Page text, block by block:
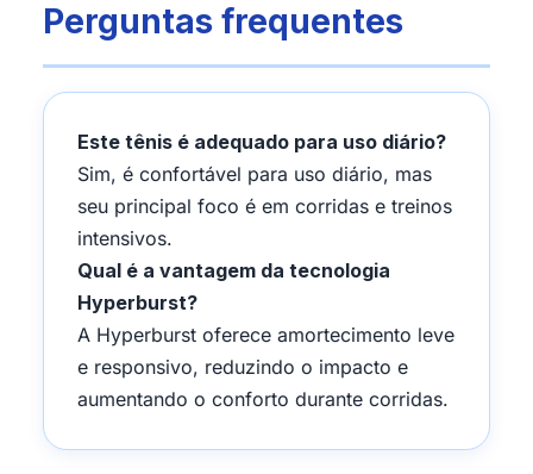
Perguntas frequentes
Este tênis é adequado para uso diário?
Sim, é confortável para uso diário, mas
seu principal foco é em corridas e treinos
intensivos.
Qual é a vantagem da tecnologia
Hyperburst?
A Hyperburst oferece amortecimento leve
e responsivo, reduzindo o impacto e
aumentando o conforto durante corridas.